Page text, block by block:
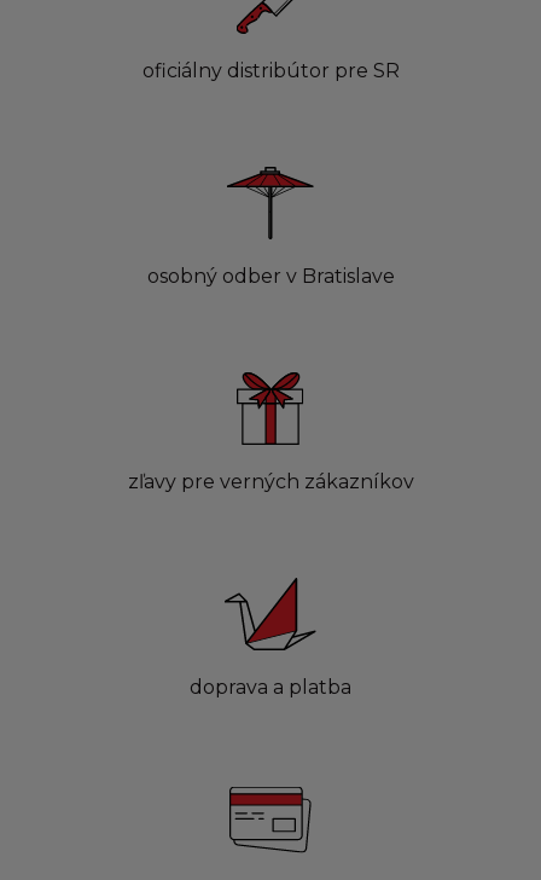
oficiálny distribútor pre SR
osobný odber v Bratislave
zľavy pre verných zákazníkov
doprava a platba